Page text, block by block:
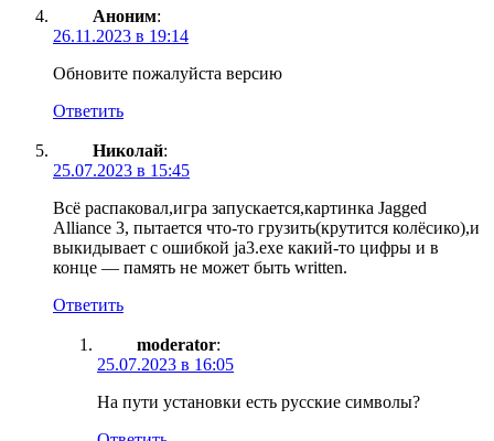
Аноним:
26.11.2023 в 19:14
Обновите пожалуйста версию
Ответить
Николай:
25.07.2023 в 15:45
Всё распаковал,игра запускается,картинка Jagged
Alliance 3, пытается что-то грузить(крутится колёсико),и
выкидывает с ошибкой ja3.exe какий-то цифры и в
конце — память не может быть written.
Ответить
moderator:
25.07.2023 в 16:05
На пути установки есть русские символы?